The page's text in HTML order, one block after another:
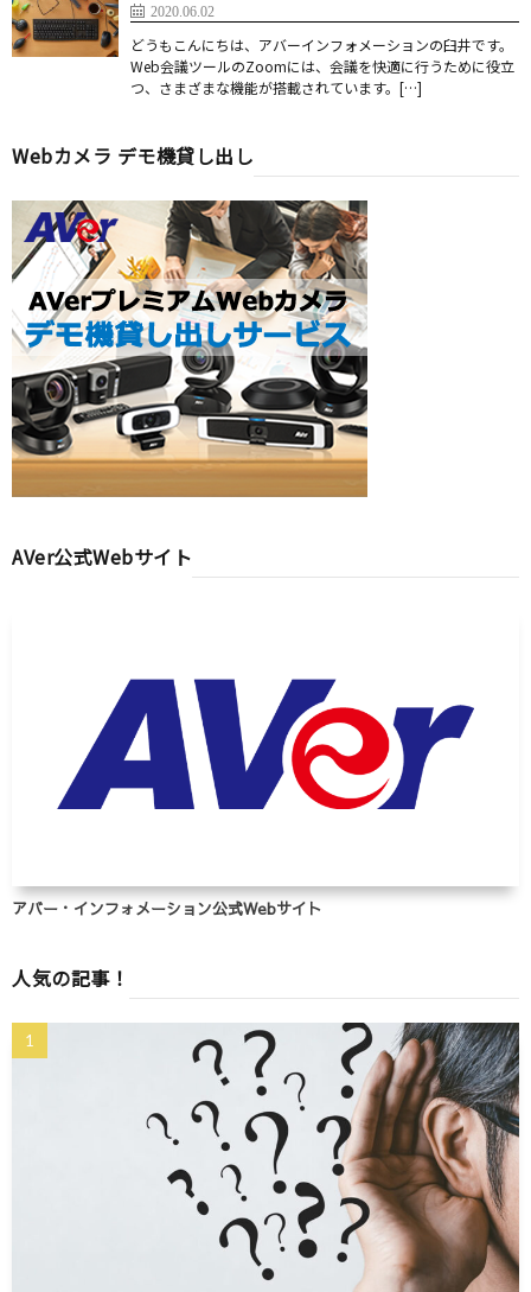
2020.06.02
どうもこんにちは、アバーインフォメーションの臼井です。
Web会議ツールのZoomには、会議を快適に行うために役立
つ、さまざまな機能が搭載されています。[…]
Webカメラ デモ機貸し出し
AVer公式Webサイト
アバー・インフォメーション公式Webサイト
人気の記事！